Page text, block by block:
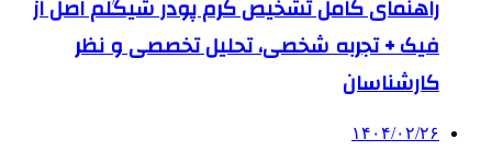
راهنمای کامل تشخیص کرم پودر شیگلم اصل از
فیک + تجربه شخصی، تحلیل تخصصی و نظر
کارشناسان
۱۴۰۴/۰۲/۲۶